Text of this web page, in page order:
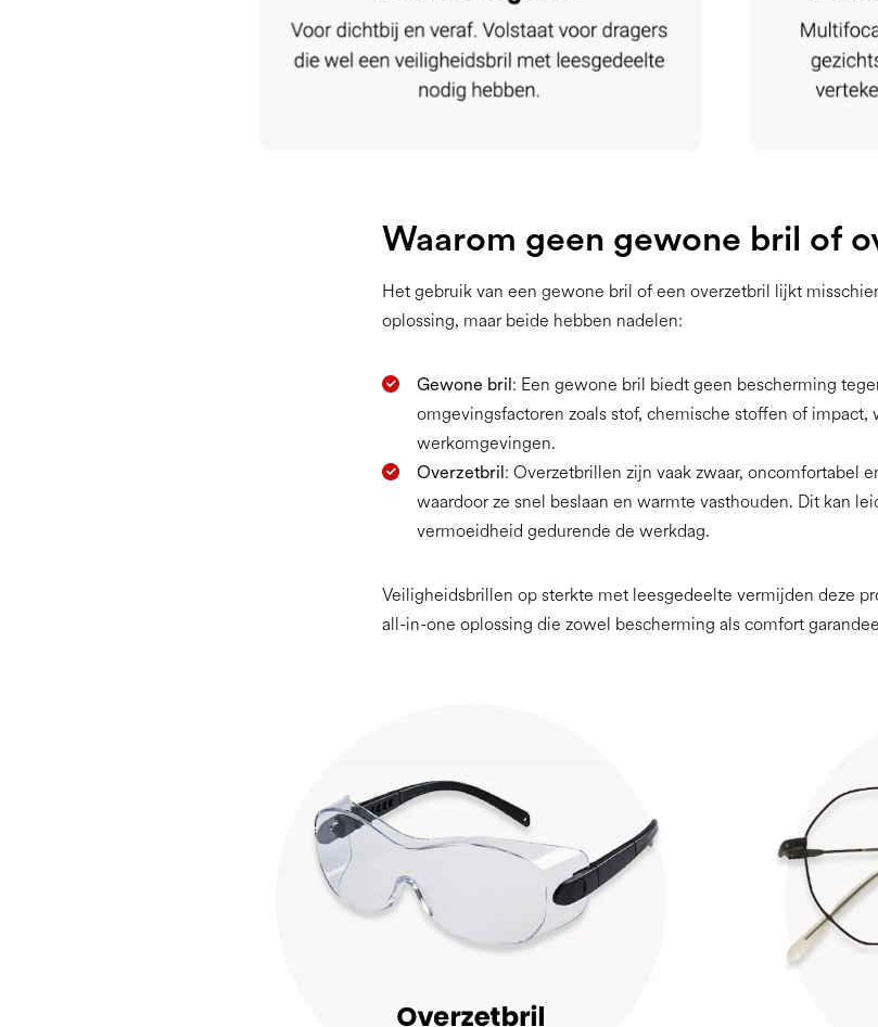
Waarom geen gewone bril of
Het gebruik van een gewone bril of een overzetbril lijkt
oplossing, maar beide hebben nadelen:
Gewone bril: Een gewone bril biedt geen bescherming
omgevingsfactoren zoals stof, chemische stoffen of impact,
werkomgevingen.
Overzetbril: Overzetbrillen zijn vaak zwaar, oncomfortabel
waardoor ze snel beslaan en warmte vasthouden. Dit kan
vermoeidheid gedurende de werkdag.
Veiligheidsbrillen op sterkte met leesgedeelte vermijden deze
all-in-one oplossing die zowel bescherming als comfort